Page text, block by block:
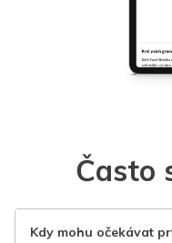
Často
Kdy mohu očekávat